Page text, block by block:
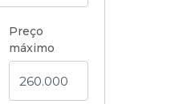
Preço
máximo